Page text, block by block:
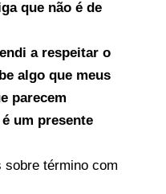
que não é de
a respeitar o
algo que meus
parecem
um presente
sobre término com